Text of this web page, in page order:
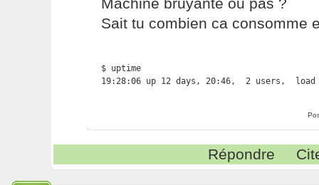
Sait tu combien ca consomme
$ uptime
19:28:06 up 12 days, 20:46,  2 users,  load
Répondre